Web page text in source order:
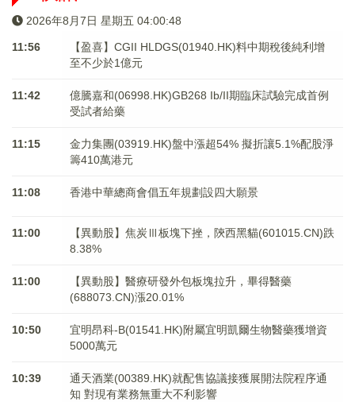
2026年8月7日 星期五 04:00:48
11:56
【盈喜】CGII HLDGS(01940.HK)料中期稅後純利增
至不少於1億元
11:42
億騰嘉和(06998.HK)GB268 Ib/II期臨床試驗完成首例
受試者給藥
11:15
金力集團(03919.HK)盤中漲超54% 擬折讓5.1%配股淨
籌410萬港元
11:08 香港中華總商會倡五年規劃設四大願景
11:00
【異動股】焦炭Ⅲ板塊下挫，陝西黑貓(601015.CN)跌
8.38%
11:00
【異動股】醫療研發外包板塊拉升，畢得醫藥
(688073.CN)漲20.01%
10:50
宜明昂科-B(01541.HK)附屬宜明凱爾生物醫藥獲增資
5000萬元
10:39
通天酒業(00389.HK)就配售協議接獲展開法院程序通
知 對現有業務無重大不利影響